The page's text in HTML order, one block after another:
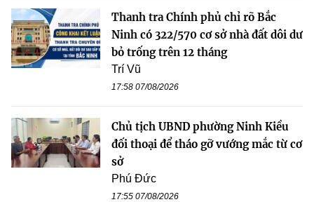
Thanh tra Chính phủ chỉ rõ Bắc
Ninh có 322/570 cơ sở nhà đất dôi dư
bỏ trống trên 12 tháng
Trí Vũ
17:58 07/08/2026
Chủ tịch UBND phường Ninh Kiều
đối thoại để tháo gỡ vướng mắc từ cơ
sở
Phú Đức
17:55 07/08/2026